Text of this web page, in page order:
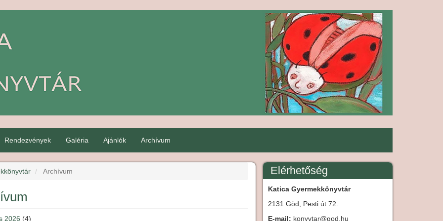
Rendezvények Galéria Ajánlók Archívum
Archívum
2026 (4)
Elérhetőség
Katica Gyermekkönyvtár
2131 Göd, Pesti út 72.
E-mail: konyvtar@god.hu